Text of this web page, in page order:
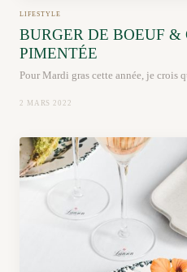
LIFESTYLE
BURGER DE BOEUF &
PIMENTÉE
Pour Mardi gras cette année, je crois
2 MARS 2022